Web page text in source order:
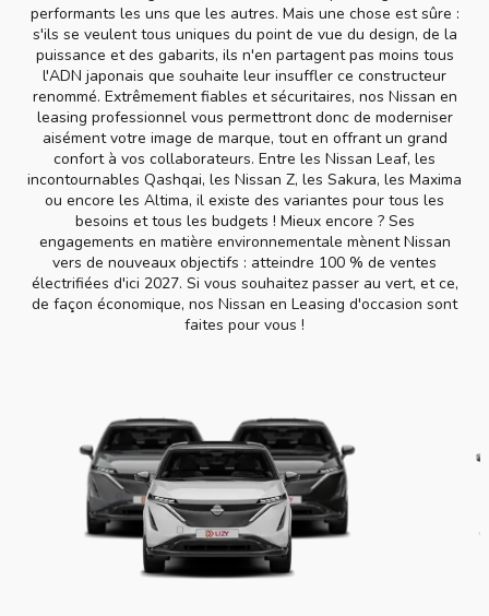
performants les uns que les autres. Mais une chose est sûre :
s'ils se veulent tous uniques du point de vue du design, de la
puissance et des gabarits, ils n'en partagent pas moins tous
l'ADN japonais que souhaite leur insuffler ce constructeur
renommé. Extrêmement fiables et sécuritaires, nos Nissan en
leasing professionnel vous permettront donc de moderniser
aisément votre image de marque, tout en offrant un grand
confort à vos collaborateurs. Entre les Nissan Leaf, les
incontournables Qashqai, les Nissan Z, les Sakura, les Maxima
ou encore les Altima, il existe des variantes pour tous les
besoins et tous les budgets ! Mieux encore ? Ses
engagements en matière environnementale mènent Nissan
vers de nouveaux objectifs : atteindre 100 % de ventes
électrifiées d'ici 2027. Si vous souhaitez passer au vert, et ce,
de façon économique, nos Nissan en Leasing d'occasion sont
faites pour vous !